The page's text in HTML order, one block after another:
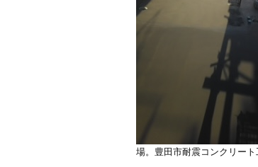
場。豊田市耐震コンクリー